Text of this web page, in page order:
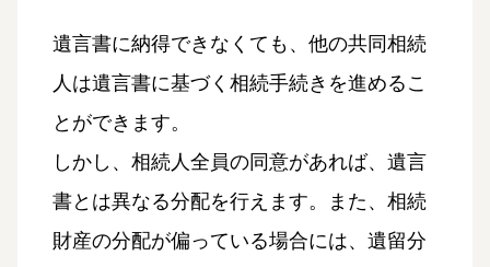
遺言書に納得できなくても、他の共同相続
人は遺言書に基づく相続手続きを進めるこ
とができます。
しかし、相続人全員の同意があれば、遺言
書とは異なる分配を行えます。また、相続
財産の分配が偏っている場合には、遺留分